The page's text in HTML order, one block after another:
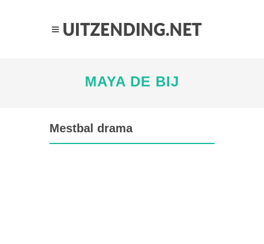
MAYA DE BIJ
Mestbal drama